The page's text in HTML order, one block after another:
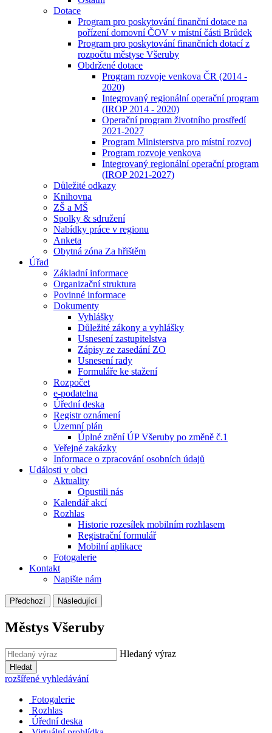
Dotace
Program pro poskytování finanční dotace na
pořízení domovní ČOV v místní části Brůdek
Program pro poskytování finančních dotací z
rozpočtu městyse Všeruby
Obdržené dotace
Program rozvoje venkova ČR (2014 -
2020)
Integrovaný regionální operační program
(IROP 2014 - 2020)
Operační program životního prostředí
2021-2027
Program Ministerstva pro místní rozvoj
Program rozvoje venkova
Integrovaný regionální operační program
(IROP 2021-2027)
Důležité odkazy
Knihovna
ZŠ a MŠ
Spolky & sdružení
Nabídky práce v regionu
Anketa
Obytná zóna Za hřištěm
Úřad
Základní informace
Organizační struktura
Povinné informace
Dokumenty
Vyhlášky
Důležité zákony a vyhlášky
Usnesení zastupitelstva
Zápisy ze zasedání ZO
Usnesení rady
Formuláře ke stažení
Rozpočet
e-podatelna
Úřední deska
Registr oznámení
Územní plán
Úplné znění ÚP Všeruby po změně č.1
Veřejné zakázky
Informace o zpracování osobních údajů
Události v obci
Aktuality
Opustili nás
Kalendář akcí
Rozhlas
Historie rozesílek mobilním rozhlasem
Registrační formulář
Mobilní aplikace
Fotogalerie
Kontakt
Napište nám
Předchozí Následující
Městys Všeruby
Hledaný výraz
Hledat
rozšířené vyhledávání
Fotogalerie
Rozhlas
Úřední deska